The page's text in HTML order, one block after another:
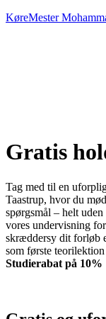
KøreMester
Gratis
Tag med til en
Taastrup, hvor du
spørgsmål – helt
vores undervisning
skræddersy dit forløb
som første
Studierabat på 10%